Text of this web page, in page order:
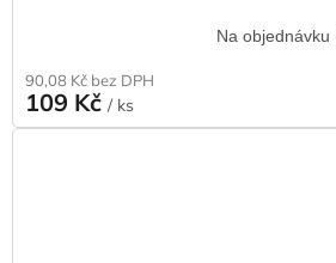
Na
90,08 Kč bez DPH
109 Kč / ks